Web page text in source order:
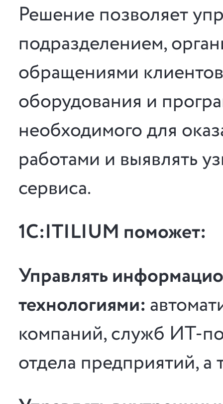
Решение позволяет
подразделением,
обращениями
оборудования и
необходимого для
работами и выявлять
сервиса.
1С:ITILIUM поможет:
Управлять
технологиями:
компаний, служб ИТ-
отдела предприятий, а